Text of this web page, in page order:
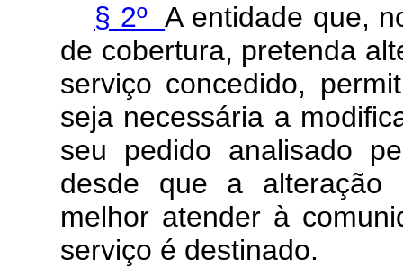
§ 2ºA entidade que,
de cobertura, pretenda
serviço concedido,
seja necessária a
seu pedido analisado
desde que a alteração
melhor atender à
serviço é destinado.